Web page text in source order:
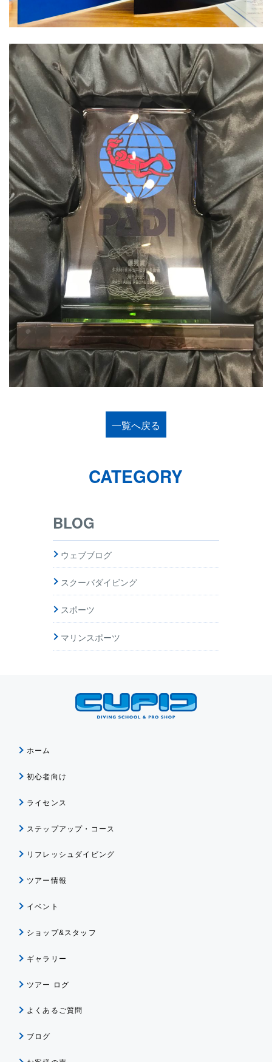
一覧へ戻る
CATEGORY
BLOG
ウェブブログ
スクーバダイビング
スポーツ
マリンスポーツ
ホーム
初心者向け
ライセンス
ステップアップ・コース
リフレッシュダイビング
ツアー情報
イベント
ショップ&スタッフ
ギャラリー
ツアー ログ
よくあるご質問
ブログ